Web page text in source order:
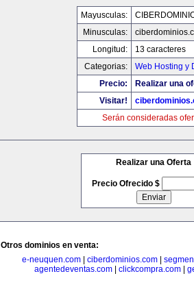
Mayusculas:
Minusculas:
Longitud:
13 caracteres
Categorias:
Web Hosting y
Precio:
Realizar una
Visitar!
Serán consideradas
Realizar una Oferta
Precio Ofrecido $
Otros dominios en venta:
e-neuquen.com
ciberdominios.com
agentedeventas.com| clickcompra.com|